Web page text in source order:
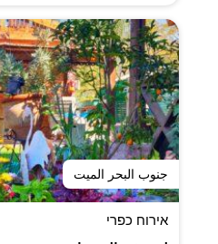
جنوب البحر الميت
אירוח כפרי